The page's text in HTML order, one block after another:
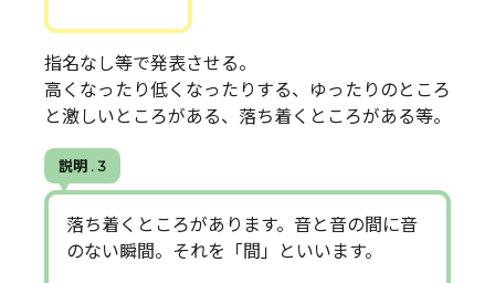
指名なし等で発表させる。
高くなったり低くなったりする、ゆったりのところ
と激しいところがある、落ち着くところがある等。
説明 . 3
落ち着くところがあります。音と音の間に音
のない瞬間。それを「間」といいます。